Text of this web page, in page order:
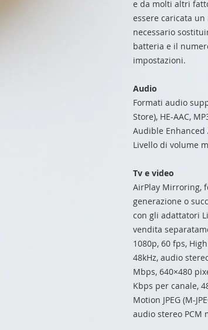
e da molti altri
essere caricata
necessario
batteria e il
impostazioni.
Audio
Formati audio
Store), HE-AAC,
Audible Enhanced
Livello di volume
Tv e video
AirPlay Mirroring,
generazione o
con gli adattatori
vendita
1080p, 60 fps,
48kHz, audio
Mbps, 640×480
Kbps per canale,
Motion JPEG (M-
audio stereo PCM